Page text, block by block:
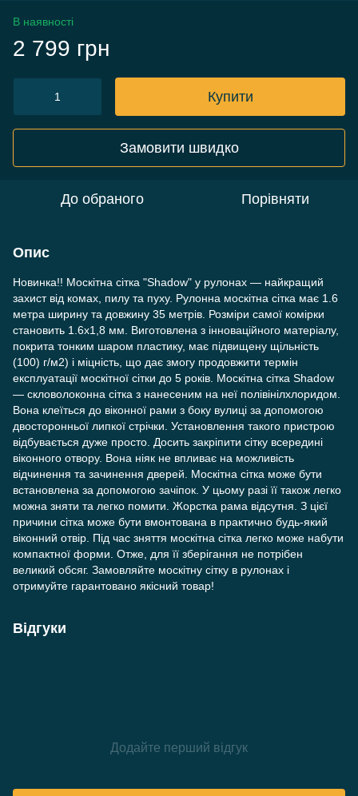
В наявності
2 799 грн
Купити
Замовити швидко
До обраного Порівняти
Опис
Новинка!! Москітна сітка "Shadow" у рулонах — найкращий
захист від комах, пилу та пуху. Рулонна москітна сітка має 1.6
метра ширину та довжину 35 метрів. Розміри самої комірки
становить 1.6х1,8 мм. Виготовлена з інноваційного матеріалу,
покрита тонким шаром пластику, має підвищену щільність
(100) г/м2) і міцність, що дає змогу продовжити термін
експлуатації москітної сітки до 5 років. Москітна сітка Shadow
— скловолоконна сітка з нанесеним на неї полівінілхлоридом.
Вона клеїться до віконної рами з боку вулиці за допомогою
двосторонньої липкої стрічки. Установлення такого пристрою
відбувається дуже просто. Досить закріпити сітку всередині
віконного отвору. Вона ніяк не впливає на можливість
відчинення та зачинення дверей. Москітна сітка може бути
встановлена за допомогою зачіпок. У цьому разі її також легко
можна зняти та легко помити. Жорстка рама відсутня. З цієї
причини сітка може бути вмонтована в практично будь-який
віконний отвір. Під час зняття москітна сітка легко може набути
компактної форми. Отже, для її зберігання не потрібен
великий обсяг. Замовляйте москітну сітку в рулонах і
отримуйте гарантовано якісний товар!
Відгуки
Додайте перший відгук